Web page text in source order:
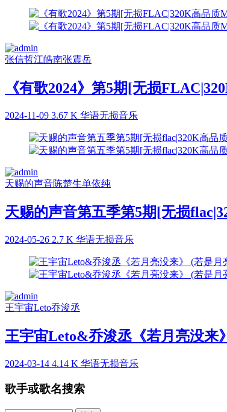
张信哲江皓南张震岳
《有歌2024》第5期[无损
2024-11-09 3.67 K 华语无损音乐
天赐的声音陈楚生单依纯
天赐的声音第五季第5期[无损
2024-05-26 2.7 K 华语无损音乐
王宇宙Leto乔浚丞
王宇宙Leto&乔浚丞《若月亮没来
2024-03-14 4.14 K 华语无损音乐
歌手或歌名搜索